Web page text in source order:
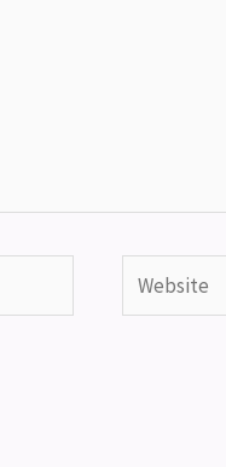
Website